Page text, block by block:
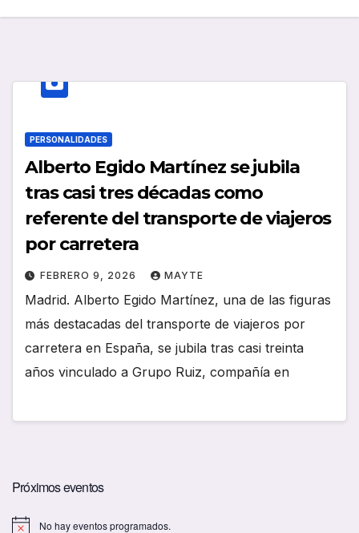
PERSONALIDADES
Alberto Egido Martínez se jubila
tras casi tres décadas como
referente del transporte de viajeros
por carretera
FEBRERO 9, 2026 MAYTE
Madrid. Alberto Egido Martínez, una de las figuras
más destacadas del transporte de viajeros por
carretera en España, se jubila tras casi treinta
años vinculado a Grupo Ruiz, compañía en
Próximos eventos
No hay eventos programados.